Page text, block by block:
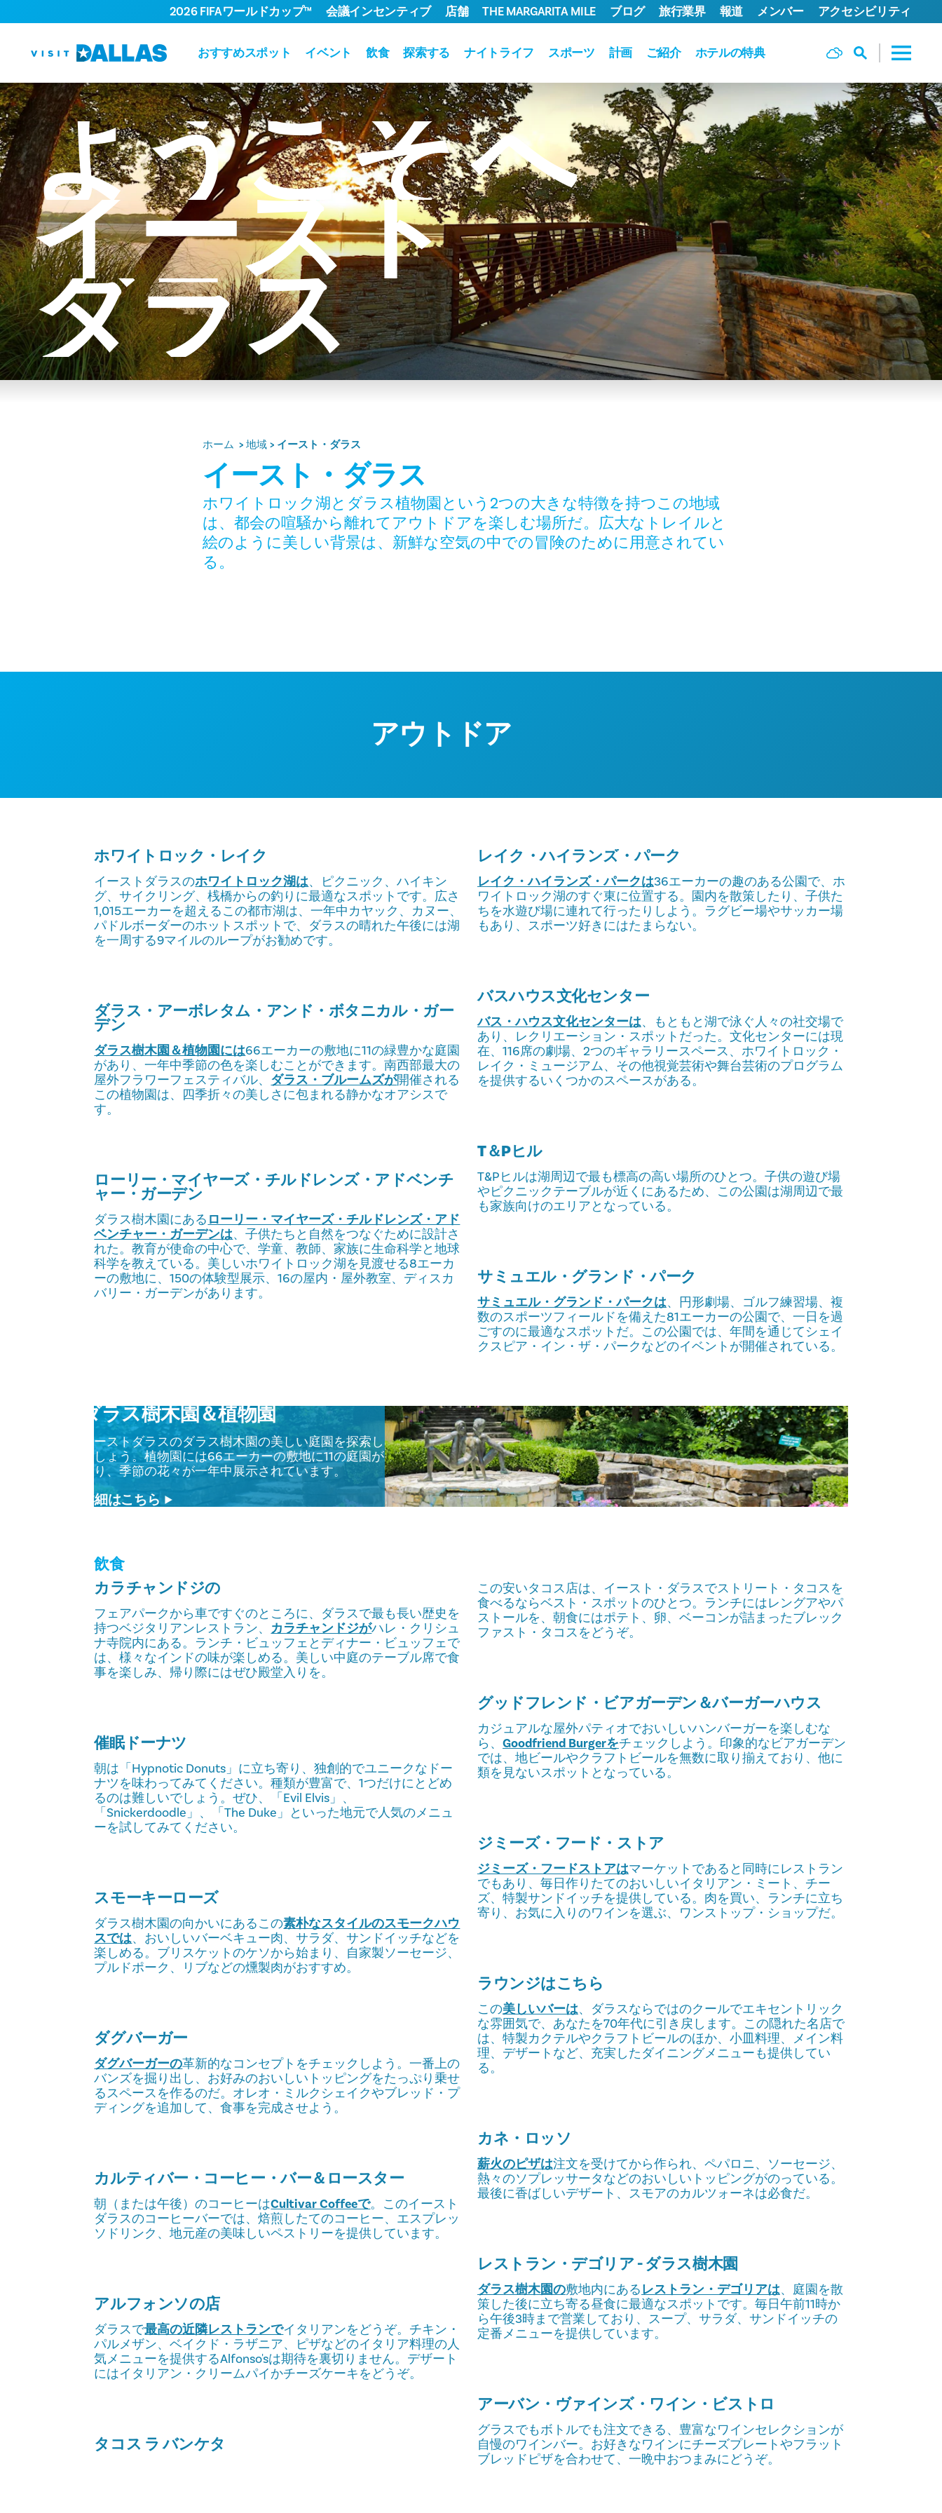
コンテンツへスキップ
おすすめスポット イベント 飲食 探索する ナイトライフ スポーツ 計画 ご紹介 ホテルの特典
2026 FIFAワールドカップ™ 会議インセンティブ 店舗 THE MARGARITA MILE ブログ 旅行業界 報道 メンバー アクセシビリティ
ようこそへ
イースト
ダラス
ホーム 地域 イースト・ダラス
イースト・ダラス
ホワイトロック湖とダラス植物園という2つの大きな特徴を持つこの地域
は、都会の喧騒から離れてアウトドアを楽しむ場所だ。広大なトレイルと
絵のように美しい背景は、新鮮な空気の中での冒険のために用意されてい
る。
アウトドア
ホワイトロック・レイク
イーストダラスのホワイトロック湖は、ピクニック、ハイキン
グ、サイクリング、桟橋からの釣りに最適なスポットです。広さ
1,015エーカーを超えるこの都市湖は、一年中カヤック、カヌー、
パドルボーダーのホットスポットで、ダラスの晴れた午後には湖
を一周する9マイルのループがお勧めです。
ダラス・アーボレタム・アンド・ボタニカル・ガー
デン
ダラス樹木園＆植物園には66エーカーの敷地に11の緑豊かな庭園
があり、一年中季節の色を楽しむことができます。南西部最大の
屋外フラワーフェスティバル、 ダラス・ブルームズが開催される
この植物園は、四季折々の美しさに包まれる静かなオアシスで
す。
ローリー・マイヤーズ・チルドレンズ・アドベンチ
ャー・ガーデン
ダラス樹木園にある ローリー・マイヤーズ・チルドレンズ・アド
ベンチャー・ガーデンは、子供たちと自然をつなぐために設計さ
れた。教育が使命の中心で、学童、教師、家族に生命科学と地球
科学を教えている。美しいホワイトロック湖を見渡せる8エーカ
ーの敷地に、150の体験型展示、16の屋内・屋外教室、ディスカ
バリー・ガーデンがあります。
レイク・ハイランズ・パーク
レイク・ハイランズ・パークは36エーカーの趣のある公園で、ホ
ワイトロック湖のすぐ東に位置する。園内を散策したり、子供た
ちを水遊び場に連れて行ったりしよう。ラグビー場やサッカー場
もあり、スポーツ好きにはたまらない。
バスハウス文化センター
バス・ハウス文化センターは、もともと湖で泳ぐ人々の社交場で
あり、レクリエーション・スポットだった。文化センターには現
在、116席の劇場、2つのギャラリースペース、ホワイトロック・
レイク・ミュージアム、その他視覚芸術や舞台芸術のプログラム
を提供するいくつかのスペースがある。
T＆Pヒル
T&Pヒルは湖周辺で最も標高の高い場所のひとつ。子供の遊び場
やピクニックテーブルが近くにあるため、この公園は湖周辺で最
も家族向けのエリアとなっている。
サミュエル・グランド・パーク
サミュエル・グランド・パークは、円形劇場、ゴルフ練習場、複
数のスポーツフィールドを備えた81エーカーの公園で、一日を過
ごすのに最適なスポットだ。この公園では、年間を通じてシェイ
クスピア・イン・ザ・パークなどのイベントが開催されている。
ダラス樹木園＆植物園
イーストダラスのダラス樹木園の美しい庭園を探索し
ましょう。植物園には66エーカーの敷地に11の庭園が
あり、季節の花々が一年中展示されています。
詳細はこちら
飲食
カラチャンドジの
フェアパークから車ですぐのところに、ダラスで最も長い歴史を
持つベジタリアンレストラン、 カラチャンドジがハレ・クリシュ
ナ寺院内にある。ランチ・ビュッフェとディナー・ビュッフェで
は、様々なインドの味が楽しめる。美しい中庭のテーブル席で食
事を楽しみ、帰り際にはぜひ殿堂入りを。
催眠ドーナツ
朝は「Hypnotic Donuts」に立ち寄り、独創的でユニークなドー
ナツを味わってみてください。種類が豊富で、1つだけにとどめ
るのは難しいでしょう。ぜひ、「Evil Elvis」、
「Snickerdoodle」、「The Duke」といった地元で人気のメニュ
ーを試してみてください。
スモーキーローズ
ダラス樹木園の向かいにあるこの素朴なスタイルのスモークハウ
スでは、おいしいバーベキュー肉、サラダ、サンドイッチなどを
楽しめる。ブリスケットのケソから始まり、自家製ソーセージ、
プルドポーク、リブなどの燻製肉がおすすめ。
ダグバーガー
ダグバーガーの革新的なコンセプトをチェックしよう。一番上の
バンズを掘り出し、お好みのおいしいトッピングをたっぷり乗せ
るスペースを作るのだ。オレオ・ミルクシェイクやブレッド・プ
ディングを追加して、食事を完成させよう。
カルティバー・コーヒー・バー＆ロースター
朝（または午後）のコーヒーはCultivar Coffeeで。このイースト
ダラスのコーヒーバーでは、焙煎したてのコーヒー、エスプレッ
ソドリンク、地元産の美味しいペストリーを提供しています。
アルフォンソの店
ダラスで最高の近隣レストランでイタリアンをどうぞ。チキン・
パルメザン、ベイクド・ラザニア、ピザなどのイタリア料理の人
気メニューを提供するAlfonso'sは期待を裏切りません。デザート
にはイタリアン・クリームパイかチーズケーキをどうぞ。
タコス ラ バンケタ
この安いタコス店は、イースト・ダラスでストリート・タコスを
食べるならベスト・スポットのひとつ。ランチにはレングアやパ
ストールを、朝食にはポテト、卵、ベーコンが詰まったブレック
ファスト・タコスをどうぞ。
グッドフレンド・ビアガーデン＆バーガーハウス
カジュアルな屋外パティオでおいしいハンバーガーを楽しむな
ら、 Goodfriend Burgerをチェックしよう。印象的なビアガーデン
では、地ビールやクラフトビールを無数に取り揃えており、他に
類を見ないスポットとなっている。
ジミーズ・フード・ストア
ジミーズ・フードストアはマーケットであると同時にレストラン
でもあり、毎日作りたてのおいしいイタリアン・ミート、チー
ズ、特製サンドイッチを提供している。肉を買い、ランチに立ち
寄り、お気に入りのワインを選ぶ、ワンストップ・ショップだ。
ラウンジはこちら
この美しいバーは、ダラスならではのクールでエキセントリック
な雰囲気で、あなたを70年代に引き戻します。この隠れた名店で
は、特製カクテルやクラフトビールのほか、小皿料理、メイン料
理、デザートなど、充実したダイニングメニューも提供してい
る。
カネ・ロッソ
薪火のピザは注文を受けてから作られ、ペパロニ、ソーセージ、
熱々のソプレッサータなどのおいしいトッピングがのっている。
最後に香ばしいデザート、スモアのカルツォーネは必食だ。
レストラン・デゴリア - ダラス樹木園
ダラス樹木園の敷地内にあるレストラン・デゴリアは、庭園を散
策した後に立ち寄る昼食に最適なスポットです。毎日午前11時か
ら午後3時まで営業しており、スープ、サラダ、サンドイッチの
定番メニューを提供しています。
アーバン・ヴァインズ・ワイン・ビストロ
グラスでもボトルでも注文できる、豊富なワインセレクションが
自慢のワインバー。お好きなワインにチーズプレートやフラット
ブレッドピザを合わせて、一晩中おつまみにどうぞ。